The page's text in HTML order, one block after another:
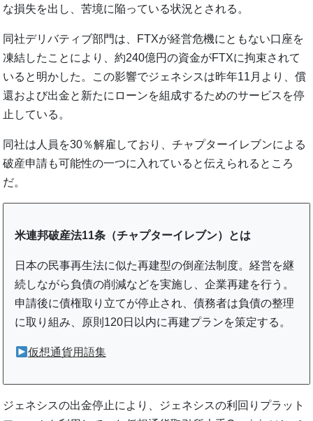
な損失を出し、苦境に陥っている状況とされる。
同社デリバティブ部門は、FTXが経営危機にともない口座を
凍結したことにより、約240億円の資金がFTXに拘束されて
いると明かした。この影響でジェネシスは昨年11月より、償
還および出金と新たにローンを組成するためのサービスを停
止している。
同社は人員を30％解雇しており、チャプターイレブンによる
破産申請も可能性の一つに入れていると伝えられるところ
だ。
米連邦破産法11条（チャプターイレブン）とは
日本の民事再生法に似た再建型の倒産法制度。経営を継
続しながら負債の削減などを実施し、企業再建を行う。
申請後に債権取り立てが停止され、債務者は負債の整理
に取り組み、原則120日以内に再建プランを策定する。
仮想通貨用語集
ジェネシスの出金停止により、ジェネシスの利回りプラット